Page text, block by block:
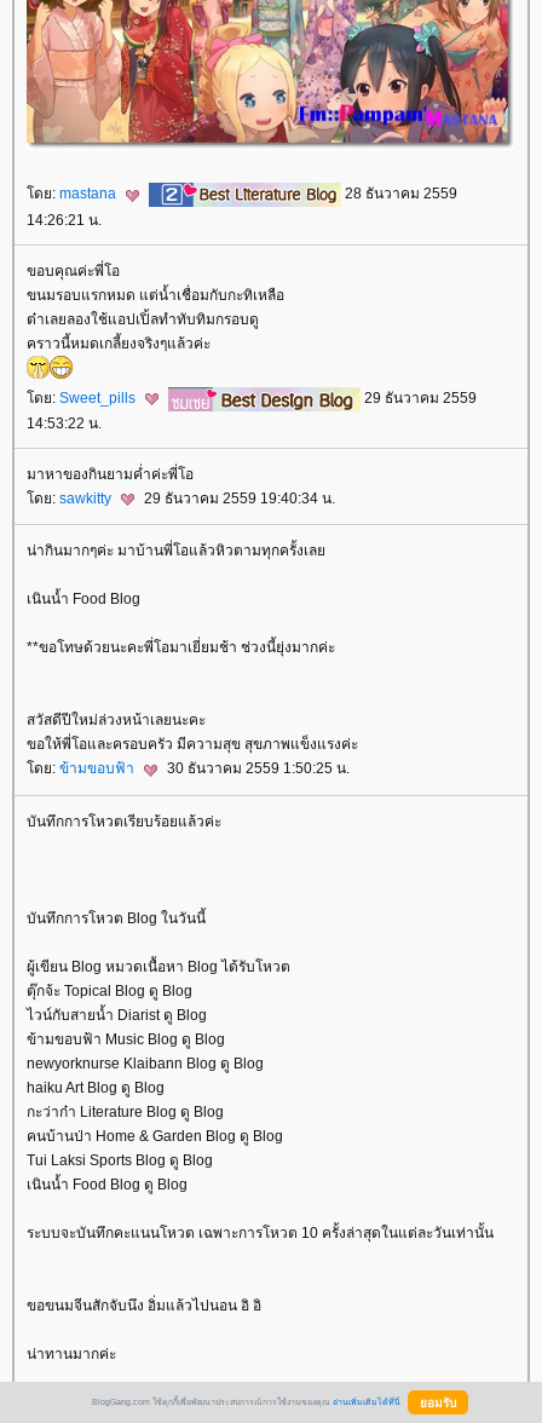
ดย: mastana
28 ธันวาคม 2559
14:26:21 น.
ขอบคุณค่ะพี่โอ
ขนมรอบแรกหมด แต่น้ำเชื่อมกับกะทิเหลือ
ต๋าเลยลองใช้แอปเปิ้ลทำทับทิมกรอบดู
คราวนี้หมดเกลี้ยงจริงๆแล้วค่ะ
ดย: Sweet_pills
29 ธันวาคม 2559
14:53:22 น.
มาหาของกินยามค่ำค่ะพี่โอ
ดย: sawkitty 29 ธันวาคม 2559 19:40:34 น.
น่ากินมากๆค่ะ มาบ้านพี่โอแล้วหิวตามทุกครั้งเล
เนินน้ำ Food Blog
**ขอโทษด้วยนะคะพี่โอมาเยี่ยมช้า ช่วงนี้ยุ่งมากค่ะ
สวัสดีปีใหม่ล่วงหน้าเลยนะคะ
ขอให้พี่โอและครอบครัว มีความสุข สุขภาพแข็งแรงค่ะ
ดย: ข้ามขอบฟ้า 30 ธันวาคม 2559 1:50:25 น.
บันทึกการโหวตเรียบร้อยแล้วค่ะ
บันทึกการโหวต Blog ในวันนี้
ผู้เขียน Blog หมวดเนื้อหา Blog ได้รับโหวต
ตุ๊กจ้ะ Topical Blog ดู Blog
ไวน์กับสายน้ำ Diarist ดู Blog
ข้ามขอบฟ้า Music Blog ดู Blog
newyorknurse Klaibann Blog ดู Blog
haiku Art Blog ดู Blog
กะว่าก๋า Literature Blog ดู Blog
คนบ้านป่า Home & Garden Blog ดู Blog
Tui Laksi Sports Blog ดู Blog
เนินน้ำ Food Blog ดู Blog
ระบบจะบันทึกคะแนนโหวต เฉพาะการโหวต 10 ครั้งล่าสุดในแต่ละวันเท่านั้น
ขอขนมจีนสักจับนึง อิ่มแล้วไปนอน อิ อิ
น่าทานมากค่ะ
วะมาส่งท้ายปีเก่า และสวัสดีปีใหม่กับบล๊อกพี่โอ ขอบคุณสำหรับมิตรภาพตลอด
BlogGang.com ใช้คุกกี้เพื่อพัฒนาประสบการณ์การใช้งานของคุณ อ่านเพิ่มเติมได้ที่นี่